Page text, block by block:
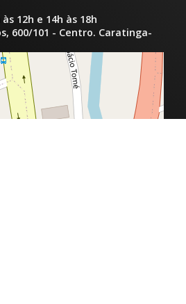
12h e 14h às 18h
600/101 - Centro. Caratinga-